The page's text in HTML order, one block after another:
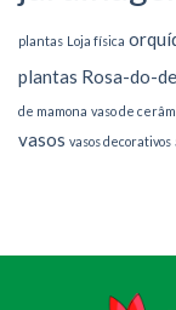
plantas Loja física
plantas Rosa-do-
de mamona vaso de
vasos vasos decorativos